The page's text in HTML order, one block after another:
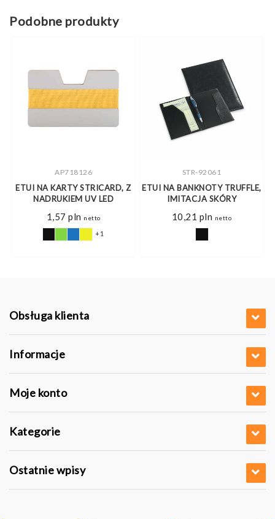
Podobne produkty
AP718126
ETUI NA KARTY STRICARD, Z
NADRUKIEM UV LED
1,57 pln netto
+1
STR-92061
ETUI NA BANKNOTY TRUFFLE,
IMITACJA SKÓRY
10,21 pln netto
Obsługa klienta
Informacje
Moje konto
Kategorie
Ostatnie wpisy